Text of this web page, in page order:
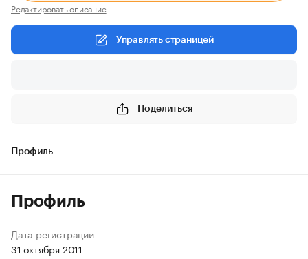
Редактировать описание
Управлять страницей
Поделиться
Профиль
Профиль
Дата регистрации
31 октября 2011